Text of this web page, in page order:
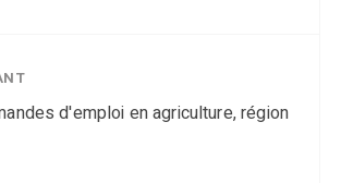
d'emploi en agriculture, région